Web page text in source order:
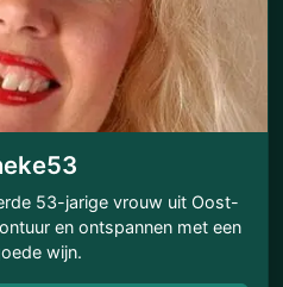
53-jarige vrouw uit Oost-
en ontspannen met een
wijn.